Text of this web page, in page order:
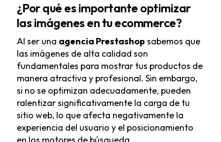
¿Por qué es importante optimizar
las imágenes en tu ecommerce?
Al ser una agencia Prestashop sabemos que
las imágenes de alta calidad son
fundamentales para mostrar tus productos de
manera atractiva y profesional. Sin embargo,
si no se optimizan adecuadamente, pueden
ralentizar significativamente la carga de tu
sitio web, lo que afecta negativamente la
experiencia del usuario y el posicionamiento